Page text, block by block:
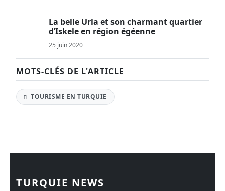
La belle Urla et son charmant quartier
d’Iskele en région égéenne
25 juin 2020
MOTS-CLÉS DE L'ARTICLE
TOURISME EN TURQUIE
TURQUIE NEWS